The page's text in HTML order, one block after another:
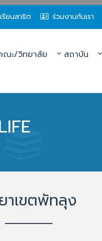
รียนสาธิต ร่วมงานกับเรา
ะ/วิทยาลัย สถาบัน
าเขตพัทลุง